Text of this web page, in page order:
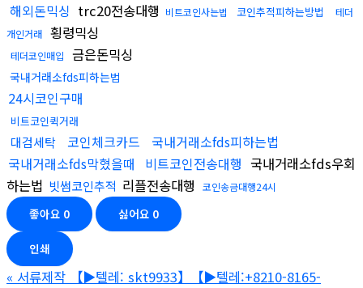
해외돈믹싱 trc20전송대행 비트코인사는법 코인추적피하는방법
테더
개인거래 횡령믹싱
테더코인매입 금은돈믹싱
국내거래소fds피하는법
24시코인구매
비트코인퀵거래
대검세탁 코인체크카드
국내거래소fds피하는법
국내거래소fds막혔을때
비트코인전송대행 국내거래소fds우회
하는법 빗썸코인추적 리플전송대행 코인송금대행24시
좋아요 0 싫어요 0
인쇄
« 서류제작 【▶텔레: skt9933】【▶텔레:+8210-8165-